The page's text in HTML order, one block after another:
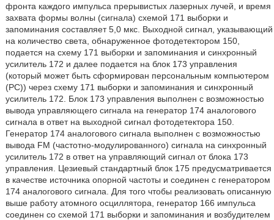
фронта каждого импульса прерывистых лазерных лучей, и время
захвата формы волны (сигнала) схемой 171 выборки и
запоминания составляет 5,0 мкс. Выходной сигнал, указывающий
на количество света, обнаруженное фотодетектором 150,
подается на схему 171 выборки и запоминания и синхронный
усилитель 172 и далее подается на блок 173 управления
(который может быть сформирован персональным компьютером
(PC)) через схему 171 выборки и запоминания и синхронный
усилитель 172. Блок 173 управления выполнен с возможностью
вывода управляющего сигнала на генератор 174 аналогового
сигнала в ответ на выходной сигнал фотодетектора 150.
Генератор 174 аналогового сигнала выполнен с возможностью
вывода FM (частотно-модулированного) сигнала на синхронный
усилитель 172 в ответ на управляющий сигнал от блока 173
управления. Цезиевый стандартный блок 175 предусматривается
в качестве источника опорной частоты и соединен с генератором
174 аналогового сигнала. Для того чтобы реализовать описанную
выше работу атомного осциллятора, генератор 166 импульса
соединен со схемой 171 выборки и запоминания и возбудителем